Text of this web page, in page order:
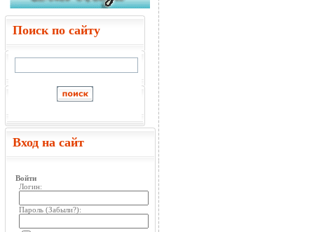
Поиск по сайту
Вход на сайт
Войти
Логин:
Пароль (Забыли?):